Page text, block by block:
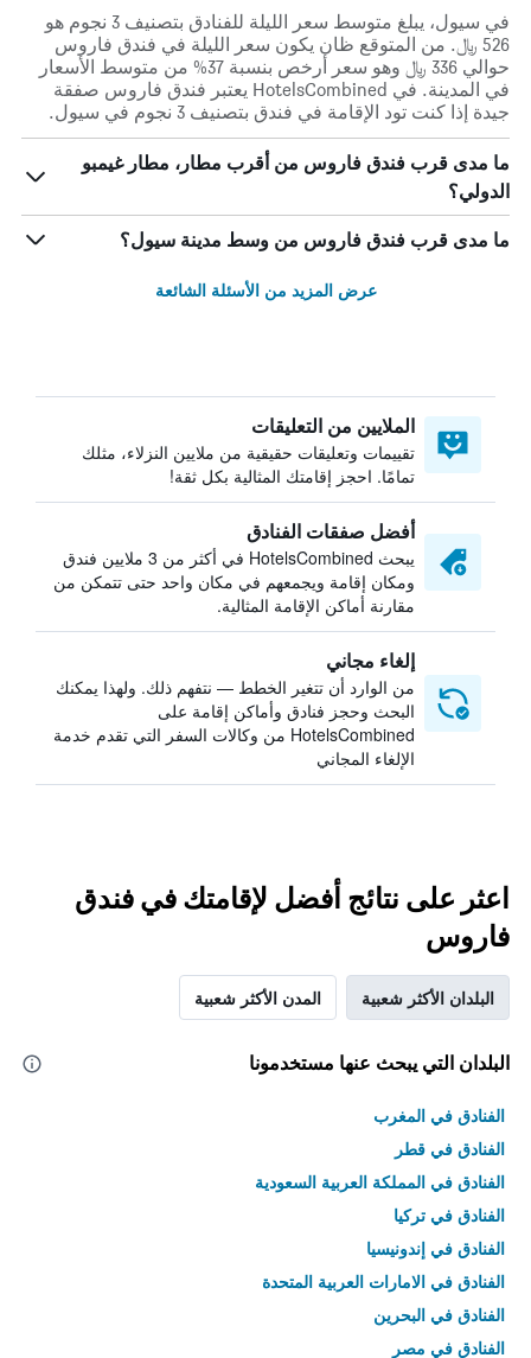
في سيول، يبلغ متوسط ​​سعر الليلة للفنادق بتصنيف 3 نجوم هو
526 ﷼. من المتوقع ظان يكون سعر الليلة في فندق فاروس
حوالي 336 ﷼ وهو سعر أرخص بنسبة 37% من متوسط الأسعار
في المدينة. في HotelsCombined يعتبر فندق فاروس صفقة
جيدة إذا كنت تود الإقامة في فندق بتصنيف 3 نجوم في سيول.
ما مدى قرب فندق فاروس من أقرب مطار، مطار غيمبو
الدولي؟
ما مدى قرب فندق فاروس من وسط مدينة سيول؟
عرض المزيد من الأسئلة الشائعة
الملايين من التعليقات
تقييمات وتعليقات حقيقية من ملايين النزلاء، مثلك
تمامًا. احجز إقامتك المثالية بكل ثقة!
أفضل صفقات الفنادق
يبحث HotelsCombined في أكثر من 3 ملايين فندق
ومكان إقامة ويجمعهم في مكان واحد حتى تتمكن من
مقارنة أماكن الإقامة المثالية.
إلغاء مجاني
من الوارد أن تتغير الخطط — نتفهم ذلك. ولهذا يمكنك
البحث وحجز فنادق وأماكن إقامة على
HotelsCombined من وكالات السفر التي تقدم خدمة
الإلغاء المجاني
اعثر على نتائج أفضل لإقامتك في فندق
فاروس
البلدان الأكثر شعبية المدن الأكثر شعبية
البلدان التي يبحث عنها مستخدمونا
الفنادق في المغرب
الفنادق في قطر
الفنادق في المملكة العربية السعودية
الفنادق في تركيا
الفنادق في إندونيسيا
الفنادق في الامارات العربية المتحدة
الفنادق في البحرين
الفنادق في مصر